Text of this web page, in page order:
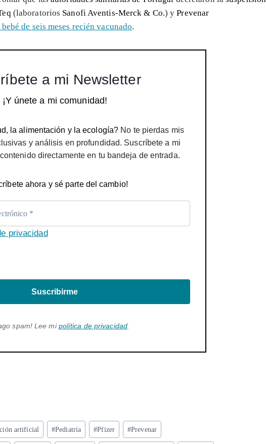
(laboratorios Sanofi Aventis-Merck & Co.) yPrevenar
de seis meses recién vacunado.
a mi Newsletter
¡Y únete a mi comunidad!
la alimentación y la ecología? No te pierdas mis
y análisis en profundidad. Suscríbete a mi
directamente en tu bandeja de entrada.
ahora y sé parte del cambio!
privacidad
Suscribirme
spam! Lee mipolítica de privacidad
artificial #Pediatría #Pfizer #Prevenar